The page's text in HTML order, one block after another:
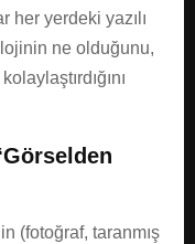
her yerdeki yazılı
ne olduğunu,
(fotoğraf, taranmış